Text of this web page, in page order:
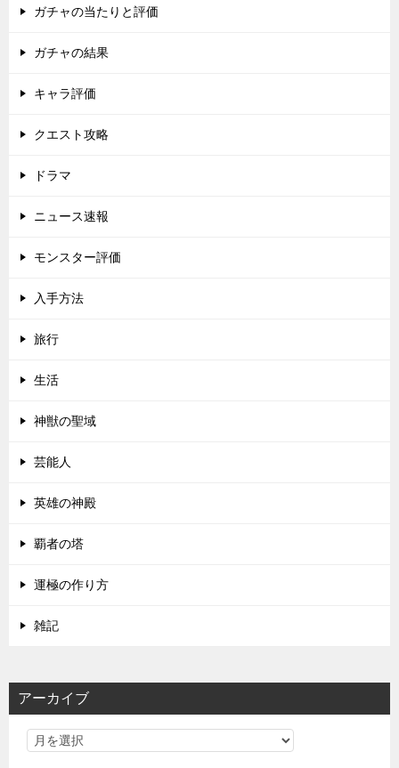
ガチャの当たりと評価
ガチャの結果
キャラ評価
クエスト攻略
ドラマ
ニュース速報
モンスター評価
入手方法
旅行
生活
神獣の聖域
芸能人
英雄の神殿
覇者の塔
運極の作り方
雑記
アーカイブ